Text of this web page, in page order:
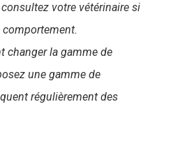
votre vétérinaire si
comportement.
changer la gamme de
une gamme de
régulièrement des